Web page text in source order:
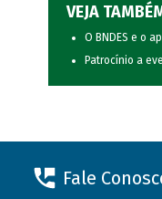
VEJA
O BNDES e o
Patrocínio a
Fale